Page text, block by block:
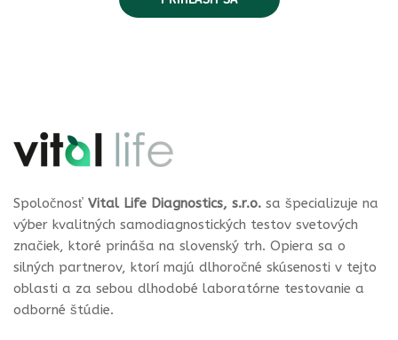
Spoločnosť Vital Life Diagnostics, s.r.o. sa špecializuje na
výber kvalitných samodiagnostických testov svetových
značiek, ktoré prináša na slovenský trh. Opiera sa o
silných partnerov, ktorí majú dlhoročné skúsenosti v tejto
oblasti a za sebou dlhodobé laboratórne testovanie a
odborné štúdie.